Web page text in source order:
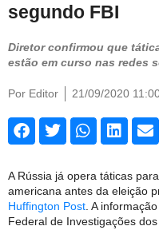
segundo FBI
Diretor confirmou que
estão em curso nas redes
Por Editor 21/09/2020
A Rússia já opera táticas
americana antes da eleição
Huffington Post . A
Federal de Investigações